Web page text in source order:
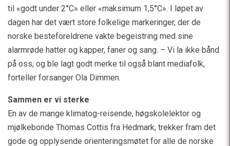
til «godt under 2°C» eller «maksimum 1,5°C». I løpet av
dagen har det vært store folkelige markeringer, der de
norske besteforeldrene vakte begeistring med sine
alarmrøde hatter og kapper, faner og sang. – Vi la ikke bånd
på oss, og ble lagt godt merke til også blant mediafolk,
forteller forsanger Ola Dimmen.
Sammen er vi sterke
En av de mange klimatog-reisende, høgskolelektor og
mjølkebonde Thomas Cottis fra Hedmark, trekker fram det
gode og opplysende orienteringsmøtet for alle de norske